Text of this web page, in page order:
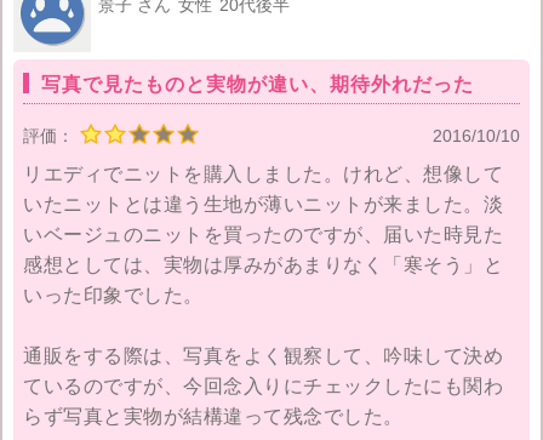
景子 さん 女性 20代後半
写真で見たものと実物が違い、期待外れだった
評価： 2016/10/10
リエディでニットを購入しました。けれど、想像して
いたニットとは違う生地が薄いニットが来ました。淡
いベージュのニットを買ったのですが、届いた時見た
感想としては、実物は厚みがあまりなく「寒そう」と
いった印象でした。
通販をする際は、写真をよく観察して、吟味して決め
ているのですが、今回念入りにチェックしたにも関わ
らず写真と実物が結構違って残念でした。